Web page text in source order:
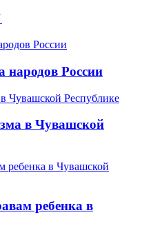
народов России
в Чувашской
ребенка в